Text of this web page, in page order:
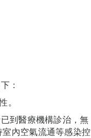
：
。
到醫療機構診治，無
內空氣流通等感染控